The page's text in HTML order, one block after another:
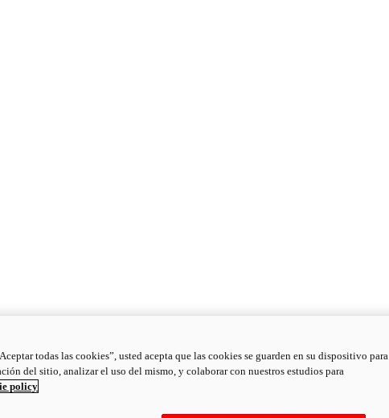
todas las cookies”, usted acepta que las cookies se guarden en su dispositivo para
del sitio, analizar el uso del mismo, y colaborar con nuestros estudios para
policy